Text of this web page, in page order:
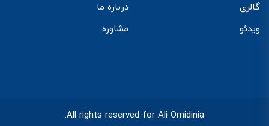
گالری
درباره ما
ویدئو
مشاوره
All rights reserved for Ali Omidinia.